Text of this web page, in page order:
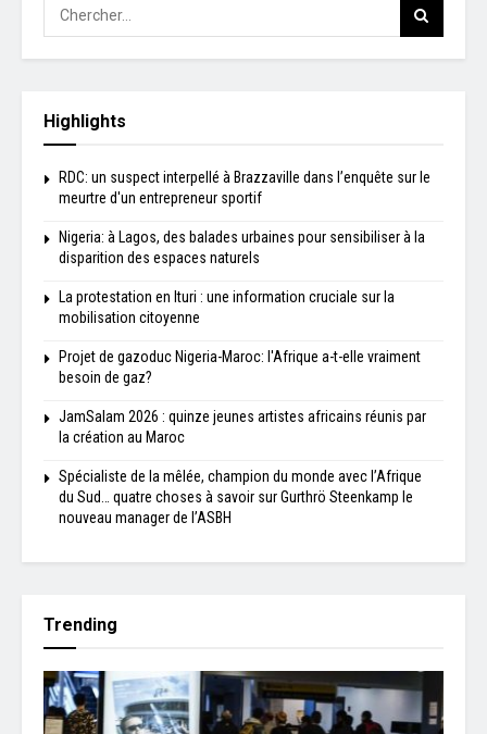
Highlights
RDC: un suspect interpellé à Brazzaville dans l’enquête sur le
meurtre d'un entrepreneur sportif
Nigeria: à Lagos, des balades urbaines pour sensibiliser à la
disparition des espaces naturels
La protestation en Ituri : une information cruciale sur la
mobilisation citoyenne
Projet de gazoduc Nigeria-Maroc: l'Afrique a-t-elle vraiment
besoin de gaz?
JamSalam 2026 : quinze jeunes artistes africains réunis par
la création au Maroc
Spécialiste de la mêlée, champion du monde avec l’Afrique
du Sud… quatre choses à savoir sur Gurthrö Steenkamp le
nouveau manager de l’ASBH
Trending